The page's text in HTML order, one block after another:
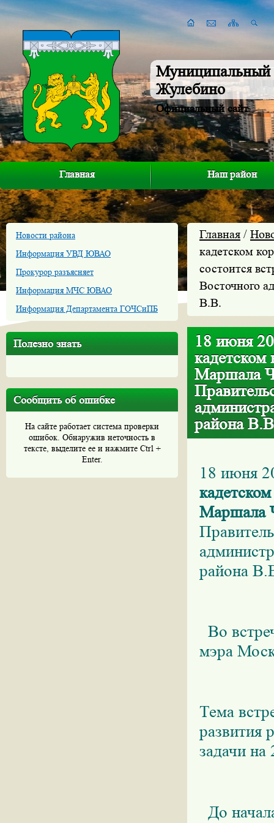
Муниципальный
Жулебино
Официальный сайт
Главная Наш район
Новости района
Информация УВД ЮВАО
Прокурор разъясняет
Информация МЧС ЮВАО
Информация Департамента ГОЧСиПБ
Полезно знать
Сообщить об ошибке
На сайте работает система проверки
ошибок. Обнаружив неточность в
тексте, выделите ее и нажмите Ctrl +
Enter.
Главная /
кадетском
состоится
Восточного
В.В.
18 июня
Маршала
района
18 июня
Маршала
района
Во
мэра
Тема
развития
задачи на
До